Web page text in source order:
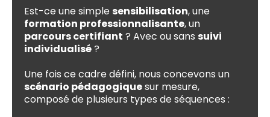
Est-ce une simple sensibilisation, une
formation professionnalisante, un
parcours certifiant ? Avec ou sans suivi
individualisé?
Une fois ce cadre défini, nous concevons un
scénario pédagogiquesur mesure,
composé de plusieurs types de séquences :